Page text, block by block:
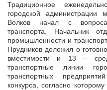
Традиционное
городской администрации
Волков начал с
транспорта. Начальник
промышленности и
Прудников доложил о
вместимости и 13 –
транспортные линии
транспортных
конкурса, согласно